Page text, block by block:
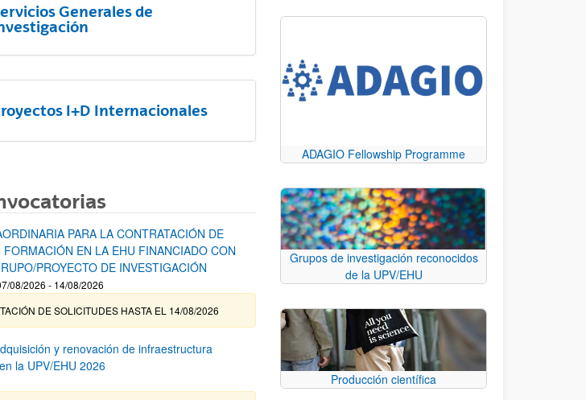
Generales de
I+D Internacionales
PARA LA CONTRATACIÓN DE
EN LA EHU FINANCIADO CON
PROYECTO DE INVESTIGACIÓN
08/2026 - 14/08/2026
DE SOLICITUDES HASTA EL 14/08/2026
y renovación de infraestructura
la UPV/EHU 2026
ADAGIO Fellowship Programme
Grupos de investigación reconocidos
de la UPV/EHU
Producción científica